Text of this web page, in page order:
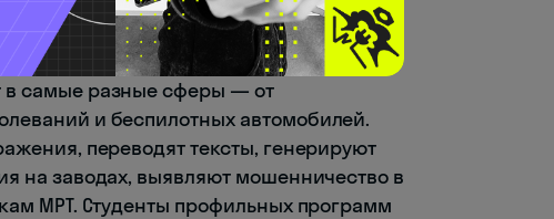
речи до генеративных
в самые разные сферы — от
и беспилотных автомобилей.
переводят тексты, генерируют
на заводах, выявляют мошенничество в
МРТ. Студенты профильных программ